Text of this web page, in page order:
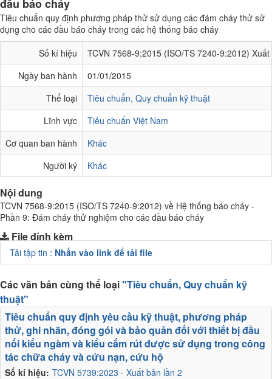
đầu báo cháy
Tiêu chuẩn quy định phương pháp thử sử dụng các đám cháy thử sử
dụng cho các đầu báo cháy trong các hệ thống báo cháy
Số kí hiệu
TCVN 7568-9:2015 (ISO/TS 7240-9:2012)
Ngày ban hành
01/01/2015
Thể loại
Tiêu chuẩn, Quy chuẩn kỹ thuật
Lĩnh vực
Tiêu chuẩn Việt Nam
Cơ quan ban hành
Khác
Người ký
Khác
Nội dung
TCVN 7568-9:2015 (ISO/TS 7240-9:2012) về Hệ thống báo cháy -
Phần 9: Đám cháy thử nghiệm cho các đầu báo cháy
File đính kèm
Tải tập tin : Nhấn vào link để tải file
Các văn bản cùng thể loại"Tiêu chuẩn, Quy chuẩn kỹ
thuật"
Số kí hiệu: TCVN 5739:2023 - Xuất bản lần 2
Tiêu chuẩn quy định yêu cầu kỹ thuật, phương pháp
thử, ghi nhãn, đóng gói và bảo quản đối với thiết bị đầu
nối kiểu ngàm và kiểu cắm rút được sử dụng trong công
tác chữa cháy và cứu nạn, cứu hộ